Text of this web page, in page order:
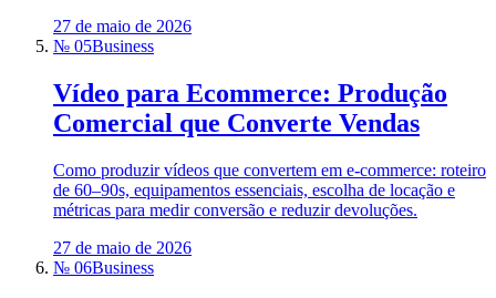
27 de maio de 2026
№ 05Business
Vídeo para Ecommerce: Produção
Comercial que Converte Vendas
Como produzir vídeos que convertem em e‑commerce: roteiro
de 60–90s, equipamentos essenciais, escolha de locação e
métricas para medir conversão e reduzir devoluções.
27 de maio de 2026
№ 06Business